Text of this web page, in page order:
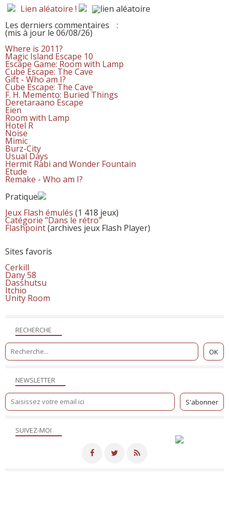
NEWSLETTER
SUIVEZ-MOI
RECHERCHE
Lien aléatoire !
Les derniers commentaires
:
(mis à jour le 06/08/26)
Where is 2011?
Magic Island Escape 10
Escape Game: Room with Lamp
Cube Escape: The Cave
Gift - Who am I?
Cube Escape: The Cave
F. H. Memento: Buried Things
Deretaraano Escape
Eien
Room with Lamp
Hotel R
Noise
Mimic
Burz-City
Usual Days
Hermit Rabi and Wonder Fountain
Etude
Remake - Who am I?
Pratique
Jeux Flash émulés (1 418 jeux)
Catégorie "Dans le rétro"
Flashpoint(archives jeux Flash Player)
Sites favoris
Cerkill
Dany 58
Dasshutsu
Itchio
Unity Room